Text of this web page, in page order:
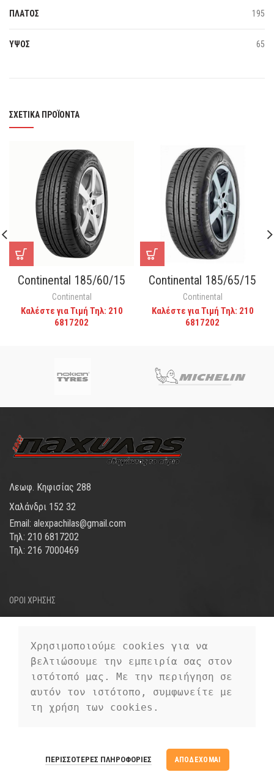
ΠΛΑΤΟΣ 195
ΥΨΟΣ 65
ΣΧΕΤΙΚΆ ΠΡΟΪΌΝΤΑ
Continental 185/60/15
Continental
Καλέστε για Τιμή Τηλ: 210
6817202
Continental 185/65/15
Continental
Καλέστε για Τιμή Τηλ: 210
6817202
Λεωφ. Κηφισίας 288
Χαλάνδρι 152 32
Email: alexpachilas@gmail.com
Τηλ: 210 6817202
Τηλ: 216 7000469
ΟΡΟΙ ΧΡΗΣΗΣ
ΤΡΟΠΟΙ ΠΛΗΡΩΜΗΣ
ΠΡΟΣΩΠΙΚΑ ΔΕΔΟΜΕΝΑ
EUROFIGUREPREMIUM E-COMMERCE
SOLUTIONS.
Χρησιμοποιούμε cookies για να
βελτιώσουμε την εμπειρία σας στον
ιστότοπό μας. Με την περιήγηση σε
αυτόν τον ιστότοπο, συμφωνείτε με
τη χρήση των cookies.
ΠΕΡΙΣΣΌΤΕΡΕΣ ΠΛΗΡΟΦΟΡΊΕΣ ΑΠΟΔΈΧΟΜΑΙ